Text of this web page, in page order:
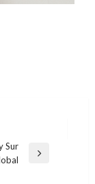
Sur